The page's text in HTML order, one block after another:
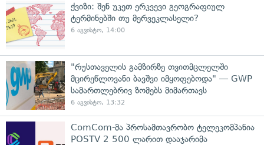
ქვიზი: შენ უკეთ ერკვევი გეოგრაფიულ
ტერმინებში თუ მერვეკლასელი?
6 აგვისტო, 14:00
"რუსთაველის გამზირზე თვითმცლელში
მცირეწლოვანი ბავშვი იმყოფებოდა" — GWP
სამართლებრივ ზომებს მიმართავს
6 აგვისტო, 13:32
ComCom-მა პროსამთავრობო ტელეკომპანია
POSTV 2 500 ლარით დააჯარიმა